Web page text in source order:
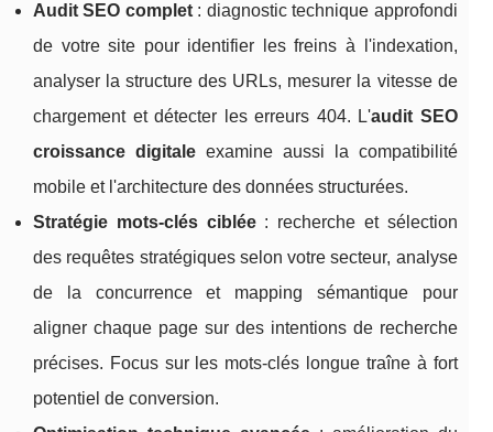
Audit SEO complet: diagnostic technique approfondi
de votre site pour identifier les freins à l'indexation,
analyser la structure des URLs, mesurer la vitesse de
chargement et détecter les erreurs 404. L'audit SEO
croissance digitaleexamine aussi la compatibilité
mobile et l'architecture des données structurées.
Stratégie mots-clés ciblée: recherche et sélection
des requêtes stratégiques selon votre secteur, analyse
de la concurrence et mapping sémantique pour
aligner chaque page sur des intentions de recherche
précises. Focus sur les mots-clés longue traîne à fort
potentiel de conversion.